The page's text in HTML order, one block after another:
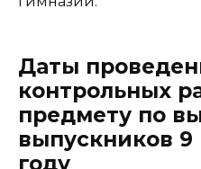
Даты
контрольных
предмету по
выпускников 9
году